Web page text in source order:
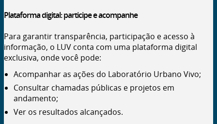
Plataforma digital: participe e acompanhe
Para garantir transparência, participação e acesso à
informação, o LUV conta com uma plataforma digital
exclusiva, onde você pode:
Acompanhar as ações do Laboratório Urbano Vivo;
Consultar chamadas públicas e projetos em
andamento;
Ver os resultados alcançados.